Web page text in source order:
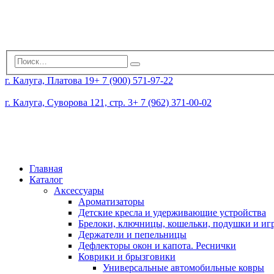
г. Калуга, Платова 19+ 7 (900) 571-97-22
г. Калуга, Суворова 121, стр. 3+ 7 (962) 371-00-02
Главная
Каталог
Аксессуары
Ароматизаторы
Детские кресла и удерживающие устройства
Брелоки, ключницы, кошельки, подушки и
Держатели и пепельницы
Дефлекторы окон и капота. Реснички
Коврики и брызговики
Универсальные автомобильные ковры